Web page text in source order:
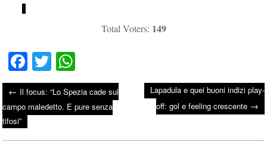
Total Voters: 149
Fa
ce
bo
ok
T
wi
tte
r
ha
ts
A
pp
Post navigation
← Il focus: “Lo Spezia cade sul
campo maledetto. E pure senza
tifosi”
Lapadula e quei buoni indizi play-
off: gol e feeling crescente →